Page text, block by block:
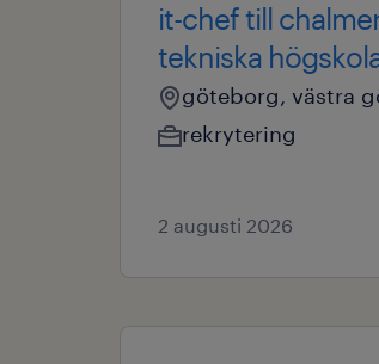
it-chef till
tekniska
göteborg, västra
rekrytering
2 augusti 2026